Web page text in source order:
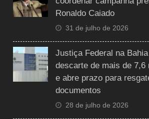
Ronaldo Caiado
31 de julho de 2026
Justiça Federal na
descarte de mais de 7,6
e abre prazo para
documentos
28 de julho de 2026